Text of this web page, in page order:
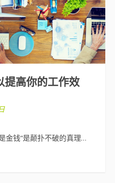
提高你的工作效
金钱”是颠扑不破的真理…